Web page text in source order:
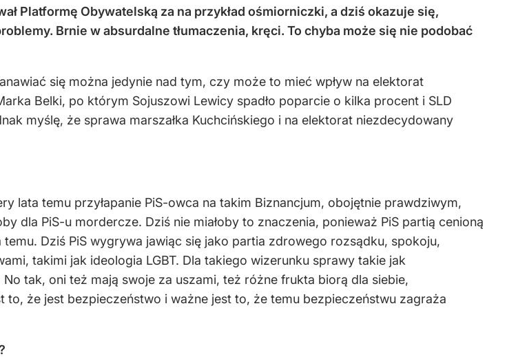
Platformę Obywatelską za na przykład ośmiorniczki, a dziś okazuje się,
Brnie w absurdalne tłumaczenia, kręci. To chyba może się nie podobać
się można jedynie nad tym, czy może to mieć wpływ na elektorat
Belki, po którym Sojuszowi Lewicy spadło poparcie o kilka procent i SLD
myślę, że sprawa marszałka Kuchcińskiego i na elektorat niezdecydowany
lata temu przyłapanie PiS-owca na takim Biznancjum, obojętnie prawdziwym,
dla PiS-u mordercze. Dziś nie miałoby to znaczenia, ponieważ PiS partią cenioną
Dziś PiS wygrywa jawiąc się jako partia zdrowego rozsądku, spokoju,
takimi jak ideologia LGBT. Dla takiego wizerunku sprawy takie jak
tak, oni też mają swoje za uszami, też różne frukta biorą dla siebie,
to, że jest bezpieczeństwo i ważne jest to, że temu bezpieczeństwu zagraża